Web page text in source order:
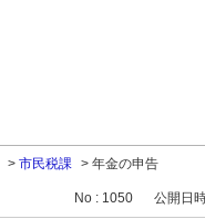
> 市民税課 > 年金の申告
No : 1050 公開日